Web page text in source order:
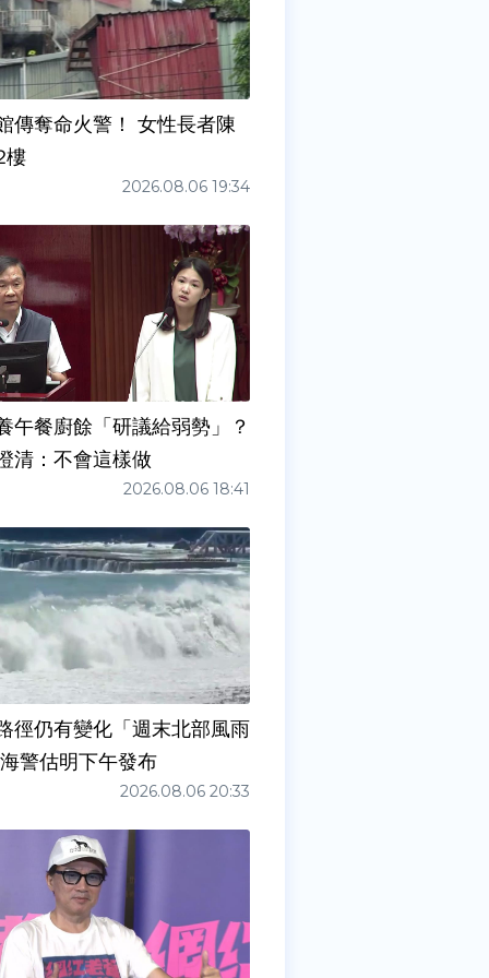
傳奪命火警！ 女性長者陳
樓
2026.08.06 19:34
午餐廚餘「研議給弱勢」？
清：不會這樣做
2026.08.06 18:41
徑仍有變化「週末北部風雨
警估明下午發布
2026.08.06 20:33